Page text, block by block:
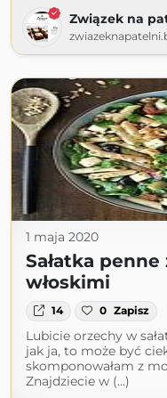
Związek na
1 maja 2020
Sałatka
włoskimi
14 0 Zapisz
Lubicie orzechy w
jak ja, to może być
skomponowałam z
Znajdziecie w (...)